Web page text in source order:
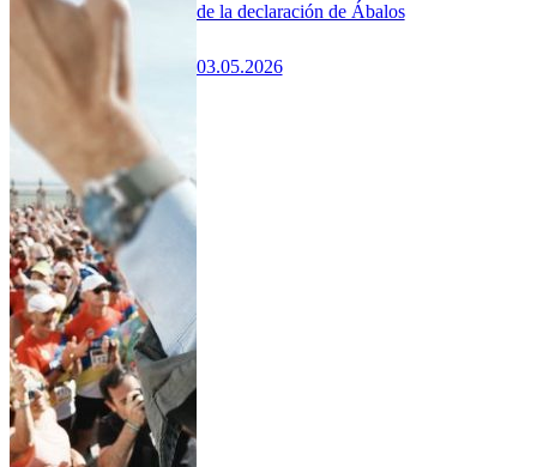
de la declaración de Ábalos
03.05.2026